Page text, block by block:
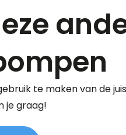
te maken van de
je graag!